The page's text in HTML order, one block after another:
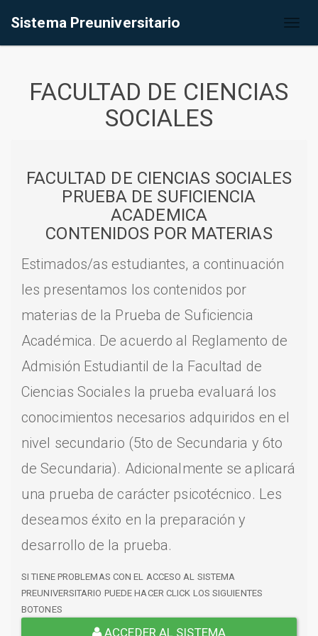
Sistema Preuniversitario
FACULTAD DE CIENCIAS
SOCIALES
FACULTAD DE CIENCIAS SOCIALES
PRUEBA DE SUFICIENCIA
ACADEMICA
CONTENIDOS POR MATERIAS
Estimados/as estudiantes, a continuación
les presentamos los contenidos por
materias de la Prueba de Suficiencia
Académica. De acuerdo al Reglamento de
Admisión Estudiantil de la Facultad de
Ciencias Sociales la prueba evaluará los
conocimientos necesarios adquiridos en el
nivel secundario (5to de Secundaria y 6to
de Secundaria). Adicionalmente se aplicará
una prueba de carácter psicotécnico. Les
deseamos éxito en la preparación y
desarrollo de la prueba.
SI TIENE PROBLEMAS CON EL ACCESO AL SISTEMA
PREUNIVERSITARIO PUEDE HACER CLICK LOS SIGUIENTES
BOTONES
ACCEDER AL SISTEMA